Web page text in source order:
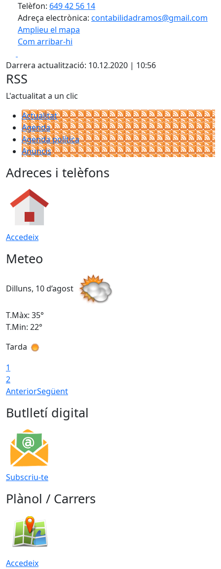
Telèfon: 649 42 56 14
Adreça electrònica: contabilidadramos@gmail.com
Amplieu el mapa
Com arribar-hi
+
−
Darrera actualització: 10.12.2020 | 10:56
RSS
L'actualitat a un clic
Actualitat
Agenda
Agenda política
Anuncis
Adreces i telèfons
Accedeix
Meteo
Dilluns, 10 d’agost
T.Màx: 35°
T.Min: 22°
Tarda
1
2
AnteriorSegüent
Butlletí digital
Subscriu-te
Plànol / Carrers
Accedeix